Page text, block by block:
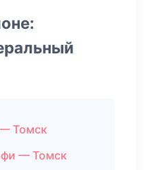
Томск
— Томск